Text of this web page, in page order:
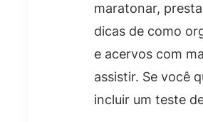
maratonar,
dicas de como
e acervos com
assistir. Se você
incluir um teste